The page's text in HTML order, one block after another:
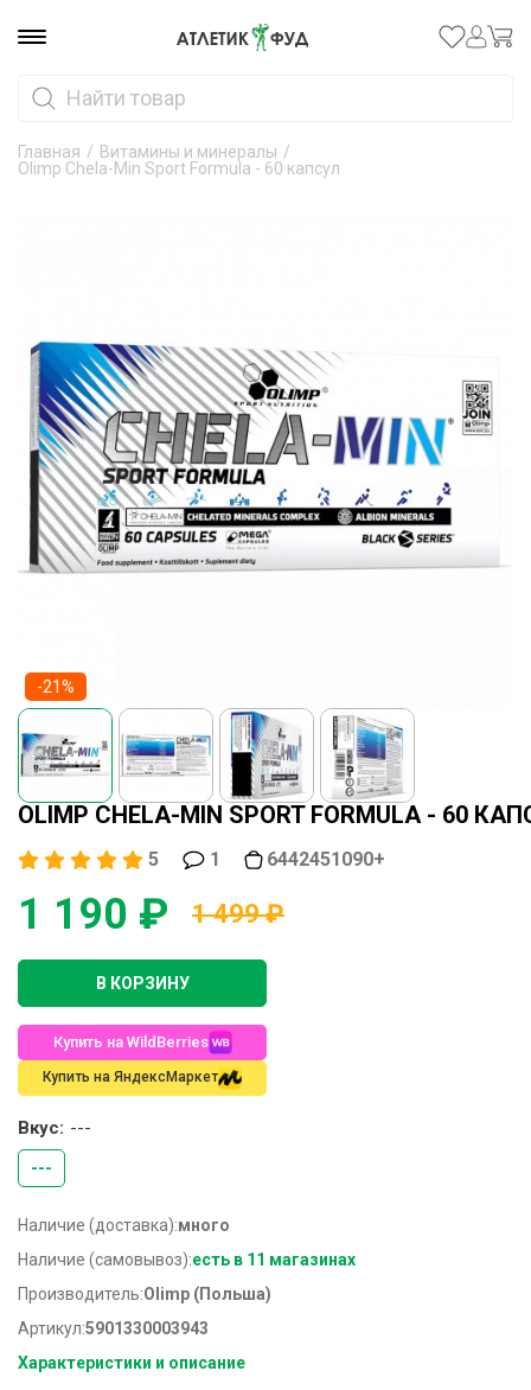
Главная / Витамины и минералы /
Olimp Chela-Min Sport Formula - 60 капсул
-21%
OLIMP CHELA-MIN SPORT FORMULA - 60
5 1 6442451090+
1 190 ₽ 1 499 ₽
В КОРЗИНУ
Купить на WildBerries
Купить на ЯндексМаркет
Вкус: ---
---
Наличие (доставка):много
Наличие (самовывоз):есть в 11 магазинах
Производитель:Olimp (Польша)
Артикул:5901330003943
Характеристики и описание